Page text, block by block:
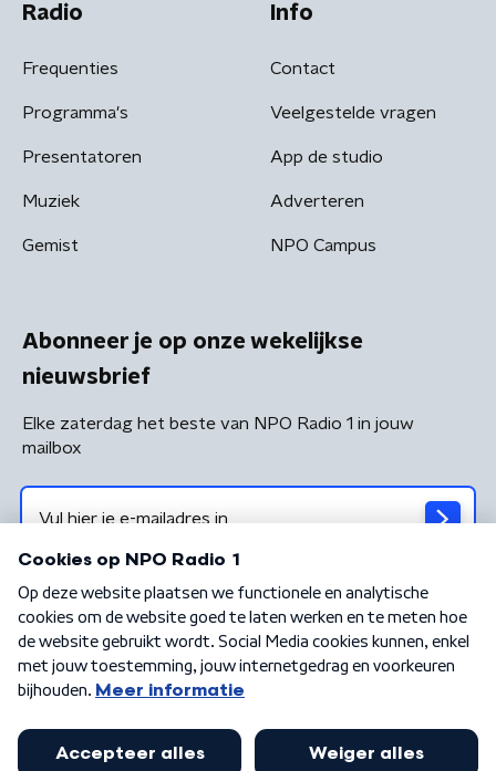
Radio
Frequenties
Programma's
Presentatoren
Muziek
Gemist
Info
Contact
Veelgestelde vragen
App de studio
Adverteren
NPO Campus
Abonneer je op onze wekelijkse
nieuwsbrief
Elke zaterdag het beste van NPO Radio 1 in jouw
mailbox
Algemene voorwaarden